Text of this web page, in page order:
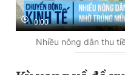
0:00
Nhiều nông dân thu